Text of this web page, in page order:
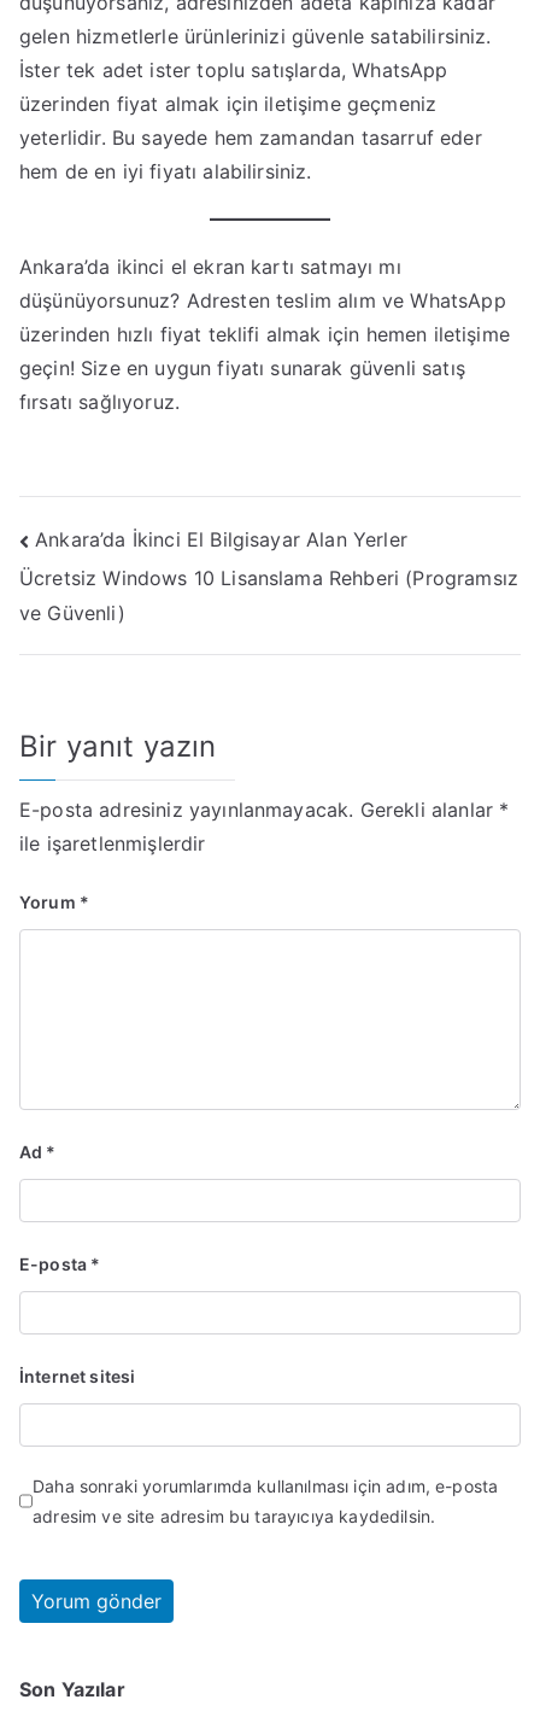
gelen hizmetlerle ürünlerinizi güvenle satabilirsiniz.
İster tek adet ister toplu satışlarda, WhatsApp
üzerinden fiyat almak için iletişime geçmeniz
yeterlidir. Bu sayede hem zamandan tasarruf eder
hem de en iyi fiyatı alabilirsiniz.
Ankara’da ikinci el ekran kartı satmayı mı
düşünüyorsunuz? Adresten teslim alım ve WhatsApp
üzerinden hızlı fiyat teklifi almak için hemen iletişime
geçin! Size en uygun fiyatı sunarak güvenli satış
fırsatı sağlıyoruz.
Yazı
gezinmesi
Ankara’da İkinci El Bilgisayar Alan Yerler
Ücretsiz Windows 10 Lisanslama Rehberi (Programsız
ve Güvenli)
Bir yanıt yazın
E-posta adresiniz yayınlanmayacak. Gerekli alanlar *
ile işaretlenmişlerdir
Yorum *
Ad *
E-posta *
İnternet sitesi
Daha sonraki yorumlarımda kullanılması için adım, e-posta
adresim ve site adresim bu tarayıcıya kaydedilsin.
Son Yazılar